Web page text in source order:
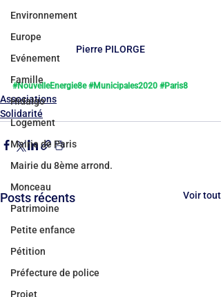
Environnement
Europe
Evénement
Famille
Hidalgo
Logement
Mairie de Paris
Mairie du 8ème arrond.
Monceau
Patrimoine
Petite enfance
Pétition
Préfecture de police
Projet
Pierre PILORGE
#NouvelleEnergie8e #Municipales2020 #Paris8
Associations
Solidarité
Posts récents Voir tout